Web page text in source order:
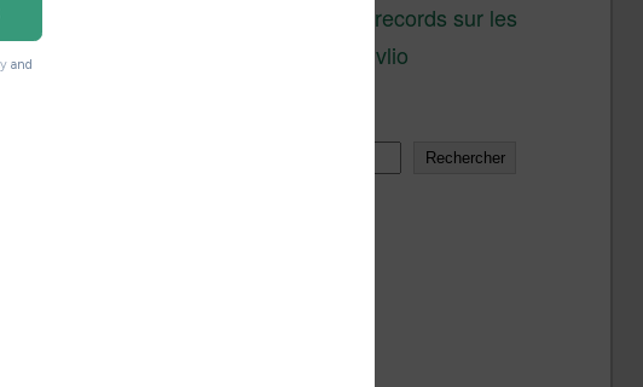
réductions records sur les
liseuses Kobo et Vivlio
Rechercher